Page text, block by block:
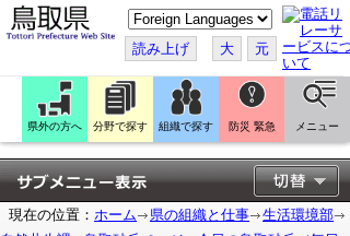
こ
の
ペ
ー
ジ
翻
訳
す
る
読み上げ 大 元
県外の方へ 分野で探す 組織で探す 防災 緊急 メニュー
現在の位置： ホーム 県の組織と仕事
生活環境部